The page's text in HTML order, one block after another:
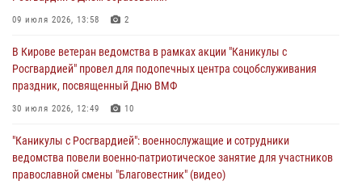
03 августа 2026, 08:45
магазина
02 августа 2026, 07:00
1 августа – День дежурной службы войск национальной гвардии
01 августа 2026, 09:39
09 июля 2026, 13:58 2
В Кирове ветеран ведомства в рамках акции "Каникулы с
Росгвардией" провел для подопечных центра соцобслуживания
праздник, посвященный Дню ВМФ
30 июля 2026, 12:49 10
"Каникулы с Росгвардией": военнослужащие и сотрудники
ведомства повели военно-патриотическое занятие для участников
православной смены "Благовестник" (видео)